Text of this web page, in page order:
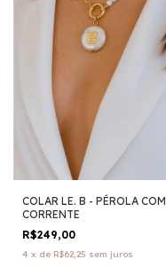
COLAR LE. B - PÉROLA COM
CORRENTE
R$249,00
4 x de R$62,25 sem juros